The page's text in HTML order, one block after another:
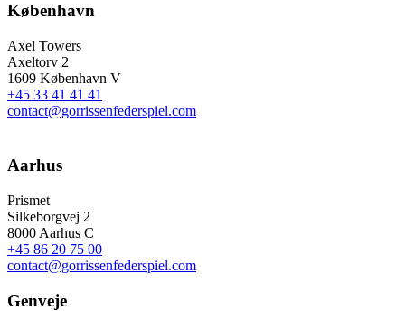
København
Axel Towers
Axeltorv 2
1609 København V
+45 33 41 41 41
contact@gorrissenfederspiel.com
Aarhus
Prismet
Silkeborgvej 2
8000 Aarhus C
+45 86 20 75 00
contact@gorrissenfederspiel.com
Genveje